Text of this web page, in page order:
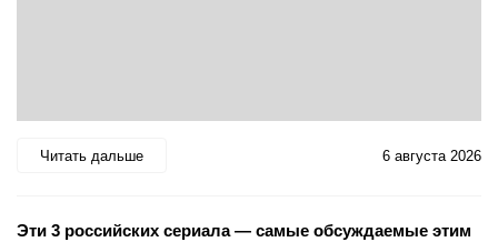
Читать дальше 6 августа 2026
Эти 3 российских сериала — самые обсуждаемые этим